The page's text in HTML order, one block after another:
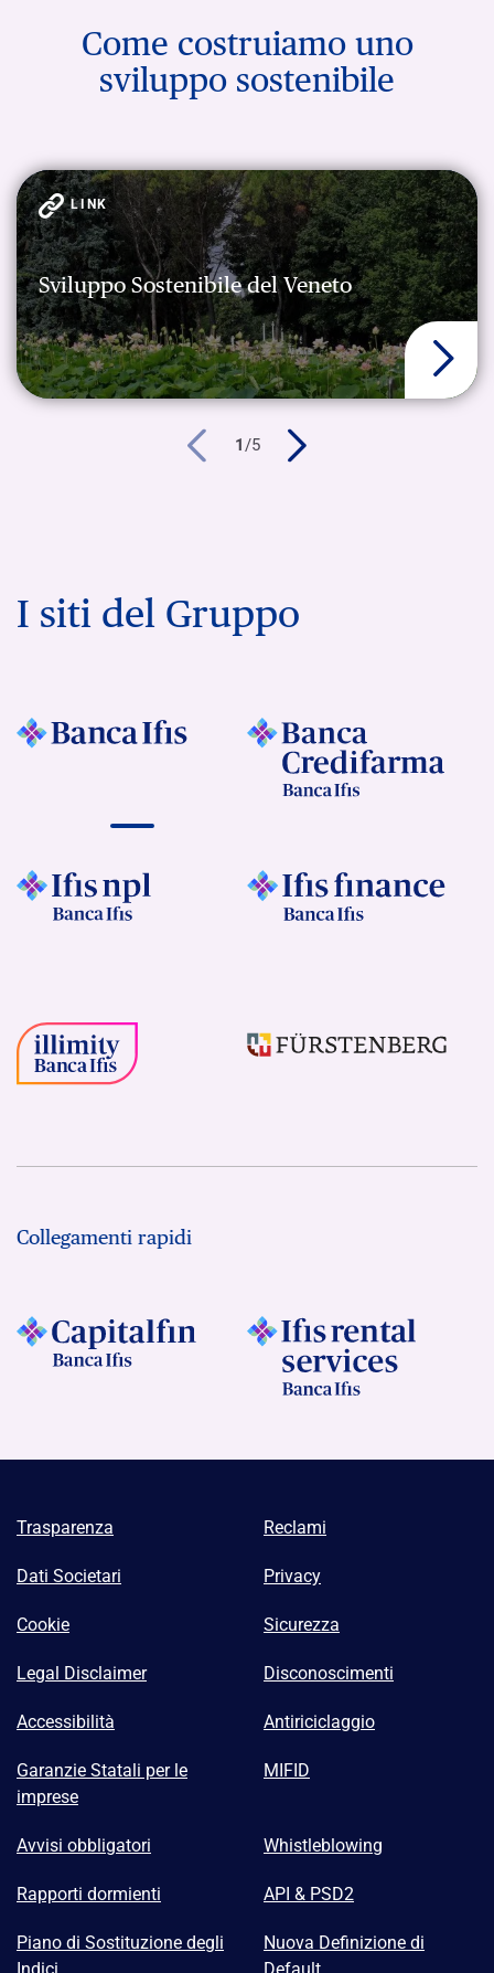
Come costruiamo uno
sviluppo sostenibile
LINK
Sviluppo Sostenibile del Veneto
1/5
I siti del Gruppo
Collegamenti rapidi
Trasparenza Reclami
Dati Societari Privacy
Cookie Sicurezza
Legal Disclaimer Disconoscimenti
Accessibilità Antiriciclaggio
Garanzie Statali per le
imprese
MIFID
Avvisi obbligatori Whistleblowing
Rapporti dormienti API & PSD2
Piano di Sostituzione degli
Nuova Definizione di